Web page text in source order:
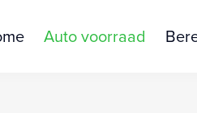
Auto voorraad